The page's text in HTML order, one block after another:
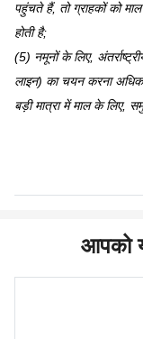
पहुंचते हैं, तो ग्राहकों को
होती है;
(5) नमूनों के लिए,
लाइन) का चयन करना अधिक
बड़ी मात्रा में माल के लिए,
आपको